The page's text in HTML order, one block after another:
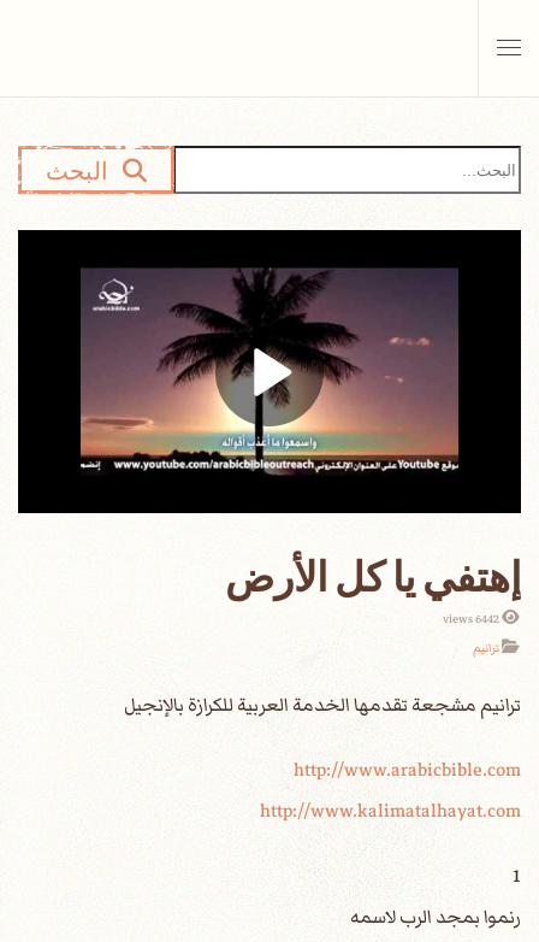
البحث
إهتفي يا كل الأرض
6442 views
ترانيم
http://www.arabicbible.com
http://www.kalimatalhayat.com
1
رنموا بمجد الرب لاسمه